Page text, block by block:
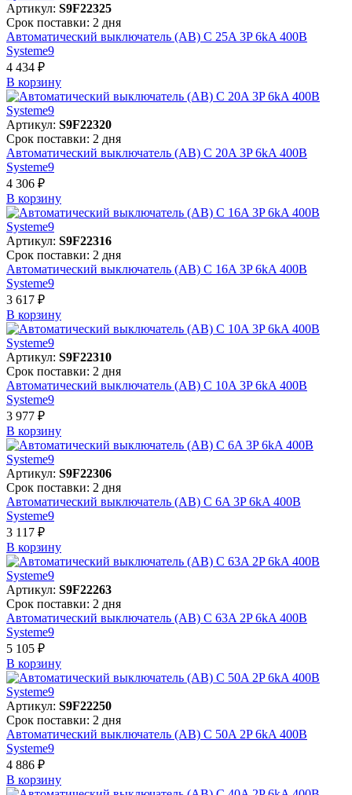
Артикул: S9F22325
Срок поставки: 2 дня
Автоматический выключатель (АВ) C 25A 3P 6kA 400В
Systeme9
4 434 ₽
В корзинy
Артикул: S9F22320
Срок поставки: 2 дня
Автоматический выключатель (АВ) C 20A 3P 6kA 400В
Systeme9
4 306 ₽
В корзинy
Артикул: S9F22316
Срок поставки: 2 дня
Автоматический выключатель (АВ) C 16A 3P 6kA 400В
Systeme9
3 617 ₽
В корзинy
Артикул: S9F22310
Срок поставки: 2 дня
Автоматический выключатель (АВ) C 10A 3P 6kA 400В
Systeme9
3 977 ₽
В корзинy
Артикул: S9F22306
Срок поставки: 2 дня
Автоматический выключатель (АВ) C 6A 3P 6kA 400В
Systeme9
3 117 ₽
В корзинy
Артикул: S9F22263
Срок поставки: 2 дня
Автоматический выключатель (АВ) C 63A 2P 6kA 400В
Systeme9
5 105 ₽
В корзинy
Артикул: S9F22250
Срок поставки: 2 дня
Автоматический выключатель (АВ) C 50A 2P 6kA 400В
Systeme9
4 886 ₽
В корзинy